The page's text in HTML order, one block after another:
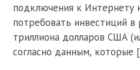
подключения к Интернету
потребовать инвестиций в
триллиона долларов США
согласно данным, которые